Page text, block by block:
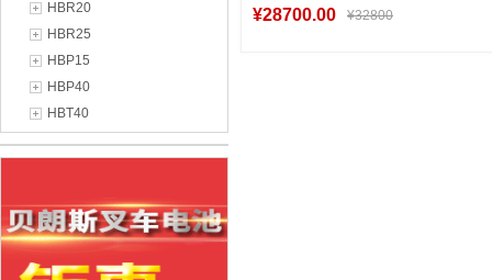
HBR20
HBR25
HBP15
HBP40
HBT40
48V800Ah
¥28700.00 ¥32800